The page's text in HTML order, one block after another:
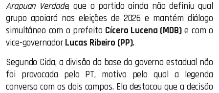
Arapuan Verdade, que o partido ainda não definiu qual
grupo apoiará nas eleições de 2026 e mantém diálogo
simultâneo com o prefeito Cícero Lucena (MDB)e com o
vice-governador Lucas Ribeiro (PP).
Segundo Cida, a divisão da base do governo estadual não
foi provocada pelo PT, motivo pelo qual a legenda
conversa com os dois campos. Ela destacou que a decisão